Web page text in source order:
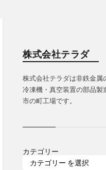
株式会社テラダ
株式会社テラダは非鉄金属
冷凍機・真空装置の部品製
市の町工場です。
カテゴリー